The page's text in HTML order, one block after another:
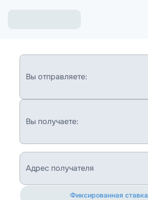
Вы отправляете:
Вы получаете:
Адрес получателя
Фиксированная ставка